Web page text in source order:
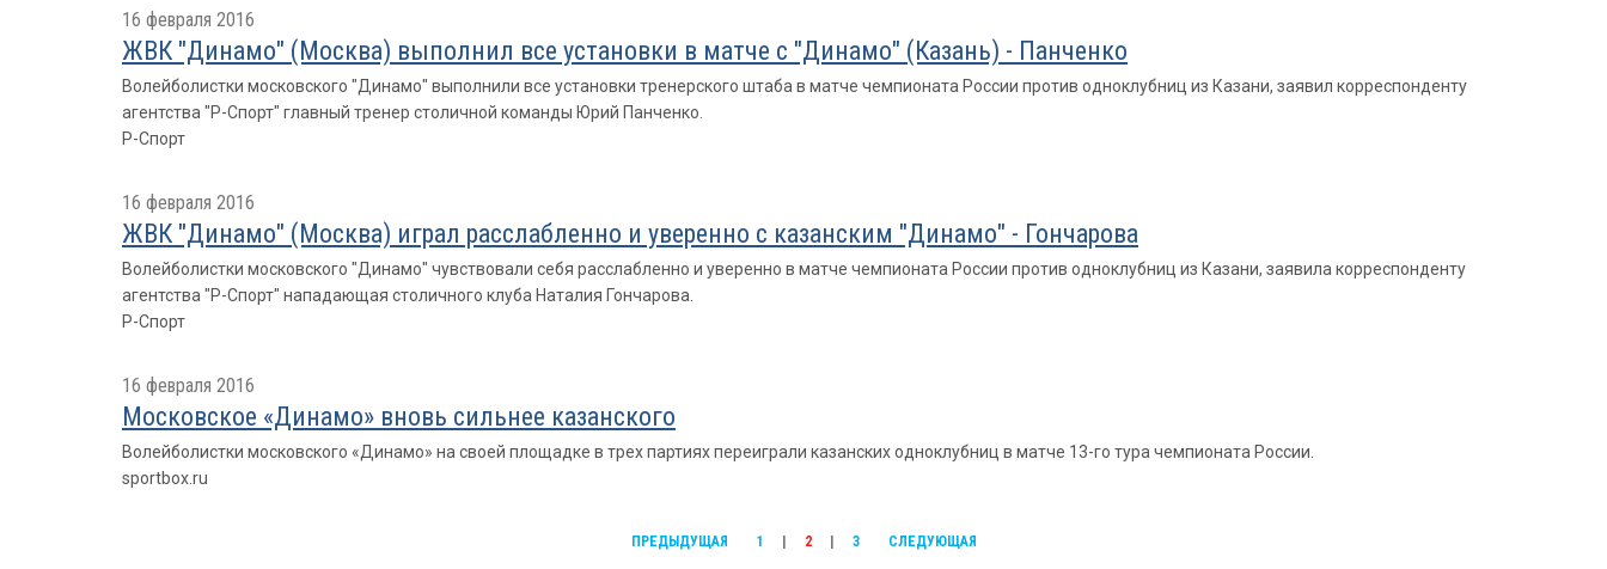
16 февраля 2016
ЖВК "Динамо" (Москва) выполнил все установки в матче с "Динамо" (Казань) - Панченко
Волейболистки московского "Динамо" выполнили все установки тренерского штаба в матче чемпионата России против одноклубниц из Казани, заявил корреспонденту
агентства "Р-Спорт" главный тренер столичной команды Юрий Панченко.
Р-Спорт
16 февраля 2016
ЖВК "Динамо" (Москва) играл расслабленно и уверенно с казанским "Динамо" - Гончарова
Волейболистки московского "Динамо" чувствовали себя расслабленно и уверенно в матче чемпионата России против одноклубниц из Казани, заявила корреспонденту
агентства "Р-Спорт" нападающая столичного клуба Наталия Гончарова.
Р-Спорт
16 февраля 2016
Московское «Динамо» вновь сильнее казанского
Волейболистки московского «Динамо» на своей площадке в трех партиях переиграли казанских одноклубниц в матче 13-го тура чемпионата России.
sportbox.ru
ПРЕДЫДУЩАЯ 1 2 3 СЛЕДУЮЩАЯ